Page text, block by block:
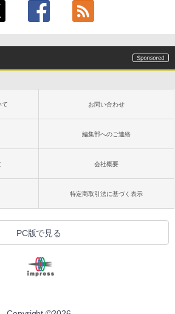
て お問い合わせ
編集部へのご連絡
会社概要
特定商取引法に基づく表示
PC版で見る